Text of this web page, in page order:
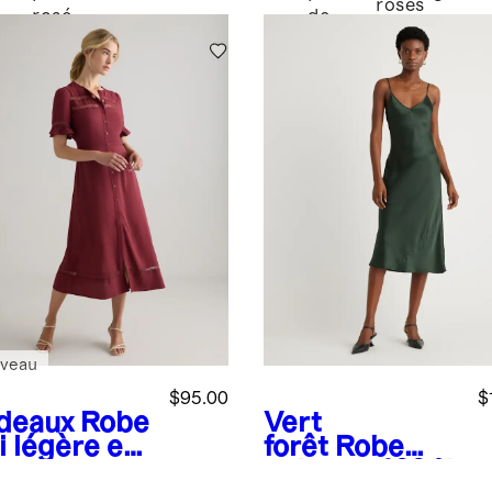
rosé
chiné
de
roses
Robe
légère en
$95.00
Vert
forêt Robe